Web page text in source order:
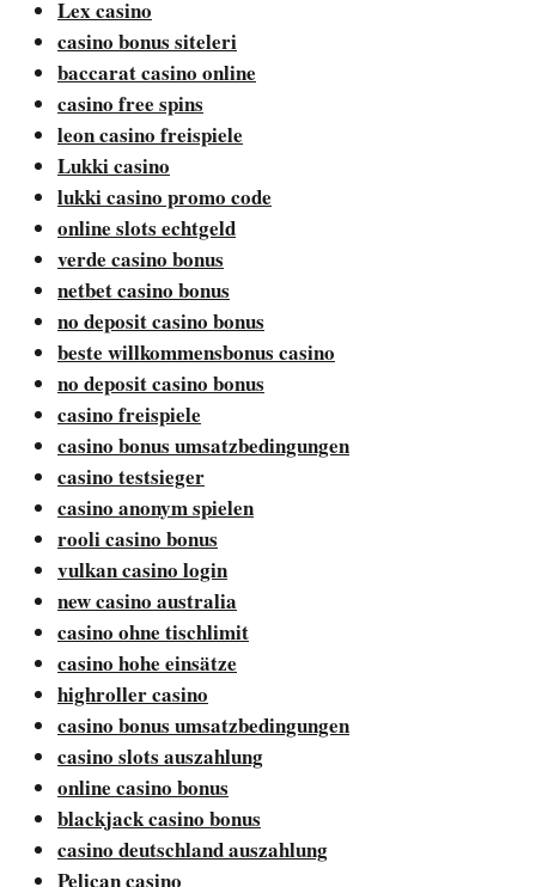
Lex casino
casino bonus siteleri
baccarat casino online
casino free spins
leon casino freispiele
Lukki casino
lukki casino promo code
online slots echtgeld
verde casino bonus
netbet casino bonus
no deposit casino bonus
beste willkommensbonus casino
no deposit casino bonus
casino freispiele
casino bonus umsatzbedingungen
casino testsieger
casino anonym spielen
rooli casino bonus
vulkan casino login
new casino australia
casino ohne tischlimit
casino hohe einsätze
highroller casino
casino bonus umsatzbedingungen
casino slots auszahlung
online casino bonus
blackjack casino bonus
casino deutschland auszahlung
Pelican casino